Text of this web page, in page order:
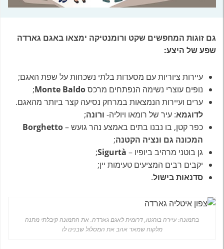
גם זוגות המחפשים שקט ורומנטיקה ימצאו באגם גארדה
שפע של היצע:
עיירות ציוריות עם מסעדות בלתי נשכחות על שפת האגם;
נופים עוצרי נשימה הנפתחים מרכסMonte Baldo
;
ערים ועיירות הנמצאות במרחק נסיעה קצר ביותר מהאגם.
לדוגמא: עיר של רומאו ויוליה- ורונה;
כפר קטן, בו נבנו בתים באמצע נהר גועש –Borghetto
המכונה גם ונציה הקטנה;
גן בוטני מרהיב ביופיו – Sigurtà
;
יקבים רבים המציעים טעימות יין;
סדנאות בישול.
בתמונה: עיירה בורגטו, דרומית לאגם גארדה. את התמונה קיבלתי מתנה
מלקוח שמאד אהב את המסלול שבנינו לו